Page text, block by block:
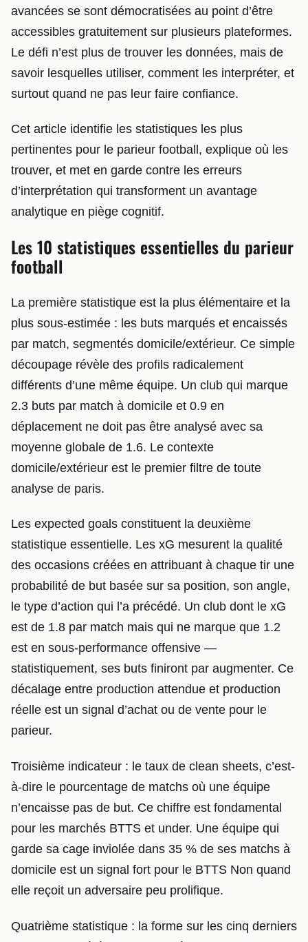
avancées se sont démocratisées au point d’être
accessibles gratuitement sur plusieurs plateformes.
Le défi n’est plus de trouver les données, mais de
savoir lesquelles utiliser, comment les interpréter, et
surtout quand ne pas leur faire confiance.
Cet article identifie les statistiques les plus
pertinentes pour le parieur football, explique où les
trouver, et met en garde contre les erreurs
d’interprétation qui transforment un avantage
analytique en piège cognitif.
Les 10 statistiques essentielles du parieur
football
La première statistique est la plus élémentaire et la
plus sous-estimée : les buts marqués et encaissés
par match, segmentés domicile/extérieur. Ce simple
découpage révèle des profils radicalement
différents d’une même équipe. Un club qui marque
2.3 buts par match à domicile et 0.9 en
déplacement ne doit pas être analysé avec sa
moyenne globale de 1.6. Le contexte
domicile/extérieur est le premier filtre de toute
analyse de paris.
Les expected goals constituent la deuxième
statistique essentielle. Les xG mesurent la qualité
des occasions créées en attribuant à chaque tir une
probabilité de but basée sur sa position, son angle,
le type d’action qui l’a précédé. Un club dont le xG
est de 1.8 par match mais qui ne marque que 1.2
est en sous-performance offensive —
statistiquement, ses buts finiront par augmenter. Ce
décalage entre production attendue et production
réelle est un signal d’achat ou de vente pour le
parieur.
Troisième indicateur : le taux de clean sheets, c’est-
à-dire le pourcentage de matchs où une équipe
n’encaisse pas de but. Ce chiffre est fondamental
pour les marchés BTTS et under. Une équipe qui
garde sa cage inviolée dans 35 % de ses matchs à
domicile est un signal fort pour le BTTS Non quand
elle reçoit un adversaire peu prolifique.
Quatrième statistique : la forme sur les cinq derniers